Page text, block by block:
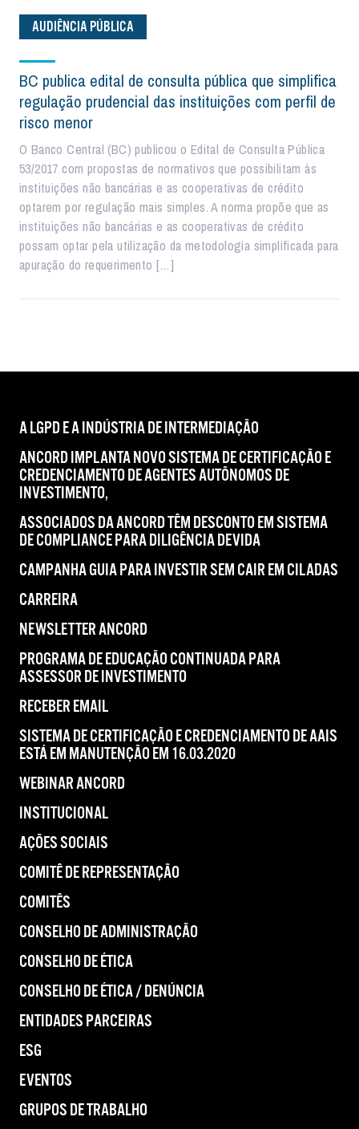
AUDIÊNCIA PÚBLICA
BC publica edital de consulta pública que simplifica
regulação prudencial das instituições com perfil de
risco menor
O Banco Central (BC) publicou o Edital de Consulta Pública
53/2017 com propostas de normativos que possibilitam às
instituições não bancárias e as cooperativas de crédito
optarem por regulação mais simples. A norma propõe que as
instituições não bancárias e as cooperativas de crédito
possam optar pela utilização da metodologia simplificada para
apuração do requerimento […]
A LGPD E A INDÚSTRIA DE INTERMEDIAÇÃO
ANCORD IMPLANTA NOVO SISTEMA DE CERTIFICAÇÃO E
CREDENCIAMENTO DE AGENTES AUTÔNOMOS DE
INVESTIMENTO,
ASSOCIADOS DA ANCORD TÊM DESCONTO EM SISTEMA
DE COMPLIANCE PARA DILIGÊNCIA DEVIDA
CAMPANHA GUIA PARA INVESTIR SEM CAIR EM CILADAS
CARREIRA
NEWSLETTER ANCORD
PROGRAMA DE EDUCAÇÃO CONTINUADA PARA
ASSESSOR DE INVESTIMENTO
RECEBER EMAIL
SISTEMA DE CERTIFICAÇÃO E CREDENCIAMENTO DE AAIS
ESTÁ EM MANUTENÇÃO EM 16.03.2020
WEBINAR ANCORD
INSTITUCIONAL
AÇÕES SOCIAIS
COMITÊ DE REPRESENTAÇÃO
COMITÊS
CONSELHO DE ADMINISTRAÇÃO
CONSELHO DE ÉTICA
CONSELHO DE ÉTICA / DENÚNCIA
ENTIDADES PARCEIRAS
ESG
EVENTOS
GRUPOS DE TRABALHO